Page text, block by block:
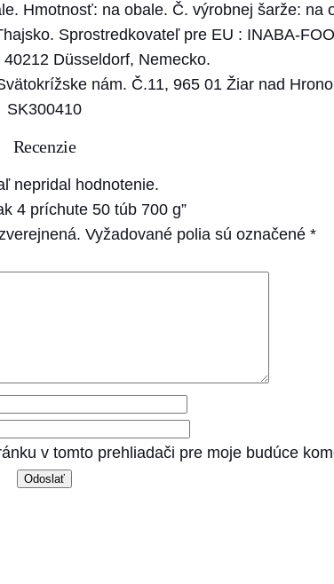
Hmotnosť: na obale. Č. výrobnej šarže: na
Sprostredkovateľ pre EU : INABA-
Düsseldorf, Nemecko.
nám. Č.11, 965 01 Žiar nad
SK300410
Recenzie
nepridal hodnotenie.
4 príchute 50 túb 700 g”
Vyžadované polia sú označené *
v tomto prehliadači pre moje budúce